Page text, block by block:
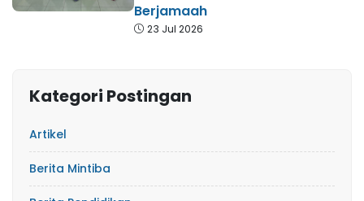
Berjamaah
23 Jul 2026
Kategori Postingan
Artikel
Berita Mintiba